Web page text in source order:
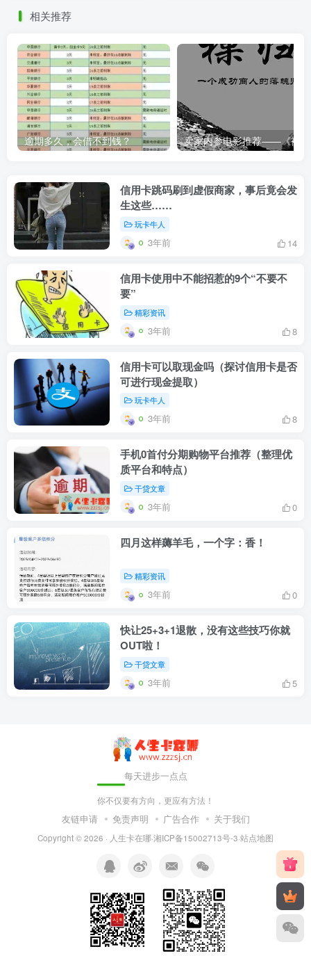
相关推荐
逾期多久，会借不到钱？
信用卡跳码刷到虚假商家，事后竟会发
生这些……
玩卡牛人
3年前 14
信用卡使用中不能招惹的9个“不要不
要”
精彩资讯
3年前 8
信用卡可以取现金吗（探讨信用卡是否
可进行现金提取）
玩卡牛人
3年前 8
手机0首付分期购物平台推荐（整理优
质平台和特点）
干贷文章
3年前 0
四月这样薅羊毛，一个字：香！
精彩资讯
3年前 0
快让25+3+1退散，没有这些技巧你就
OUT啦！
干贷文章
3年前 5
每天进步一点点
你不仅要有方向，更应有方法！
友链申请 免责声明 广告合作 关于我们
Copyright © 2026 · 人生卡在哪·湘ICP备15002713号-3·站点地图